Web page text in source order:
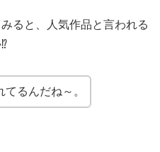
ると、人気作品と言われる
るんだね～。